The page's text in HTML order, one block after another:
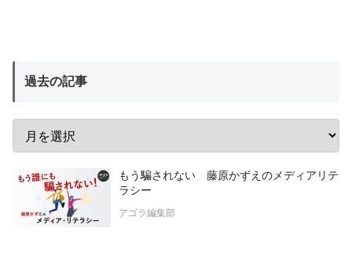
過去の記事
もう騙されない 藤原かずえのメディアリテ
ラシー
アゴラ編集部